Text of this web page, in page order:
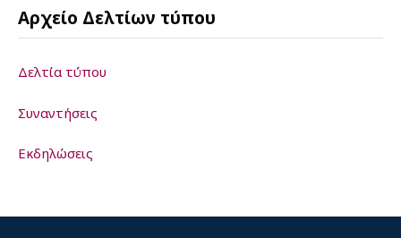
Αρχείο Δελτίων τύπου
Δελτία τύπου
Συναντήσεις
Εκδηλώσεις